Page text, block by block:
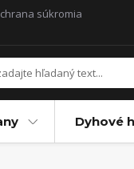
súkromia
Dyhové